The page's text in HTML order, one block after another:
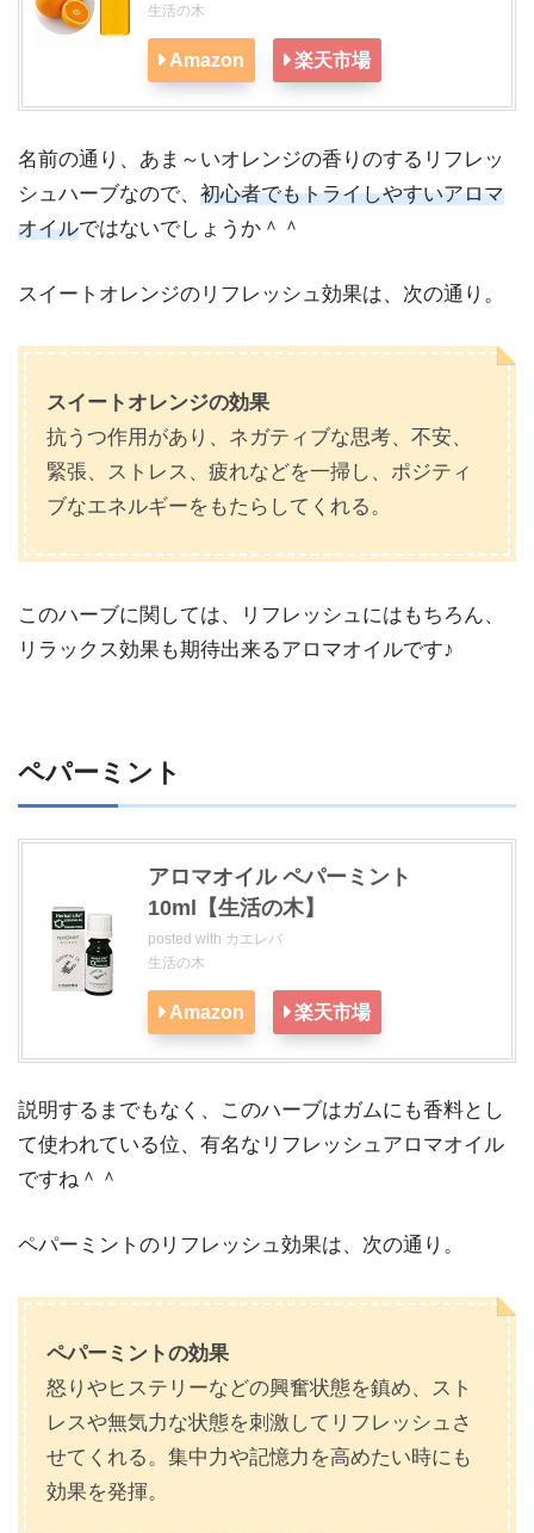
生活の木
Amazon 楽天市場
名前の通り、あま～いオレンジの香りのするリフレッ
シュハーブなので、 初心者でもトライしやすいアロマ
オイルではないでしょうか＾＾
スイートオレンジのリフレッシュ効果は、次の通り。
スイートオレンジの効果
抗うつ作用があり、ネガティブな思考、不安、
緊張、ストレス、疲れなどを一掃し、ポジティ
ブなエネルギーをもたらしてくれる。
このハーブに関しては、リフレッシュにはもちろん、
リラックス効果も期待出来るアロマオイルです♪
ペパーミント
アロマオイル ペパーミント
10ml【生活の木】
posted with カエレバ
生活の木
Amazon 楽天市場
説明するまでもなく、このハーブはガムにも香料とし
て使われている位、有名なリフレッシュアロマオイル
ですね＾＾
ペパーミントのリフレッシュ効果は、次の通り。
ペパーミントの効果
怒りやヒステリーなどの興奮状態を鎮め、スト
レスや無気力な状態を刺激してリフレッシュさ
せてくれる。集中力や記憶力を高めたい時にも
効果を発揮。